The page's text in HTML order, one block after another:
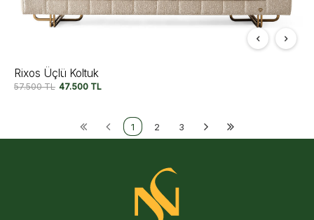
Rixos Üçlü Koltuk
57.500TL 47.500 TL
1 2 3